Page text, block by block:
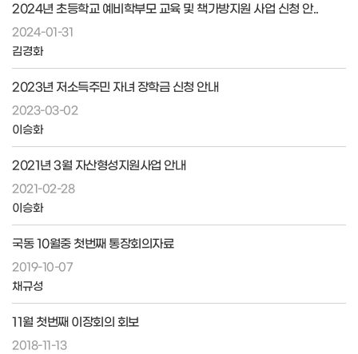
2024년 초등학교 예비학부모 교육 및 책가방지원 사업 신청 안..
2024-01-31
김경화
2023년 저소득주민 자녀 장학금 신청 안내
2023-03-02
이승화
2021년 3월 자산형성지원사업 안내
2021-02-28
이승화
국동 10월중 첫번째 통장회의자료
2019-10-07
채규성
11월 첫번째 이장회의 회보
2018-11-13